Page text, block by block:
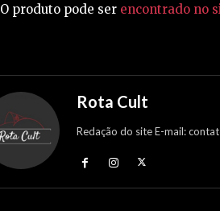
O produto pode ser encontrado no
Rota Cult
Redação do site E-mail: